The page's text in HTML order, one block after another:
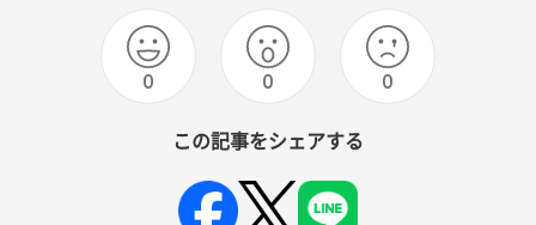
0 0 0
この記事をシェアする